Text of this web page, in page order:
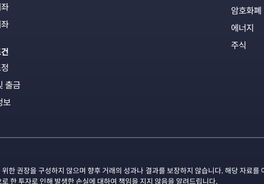
출금
보
암호화폐
에너지
주식
한 권장을 구성하지 않으며 향후 거래의 성과나 결과를 보장하지 않습니다. 해당 자료
한 투자로 인해 발생한 손실에 대하여 책임을 지지 않음을 알려드립니다.